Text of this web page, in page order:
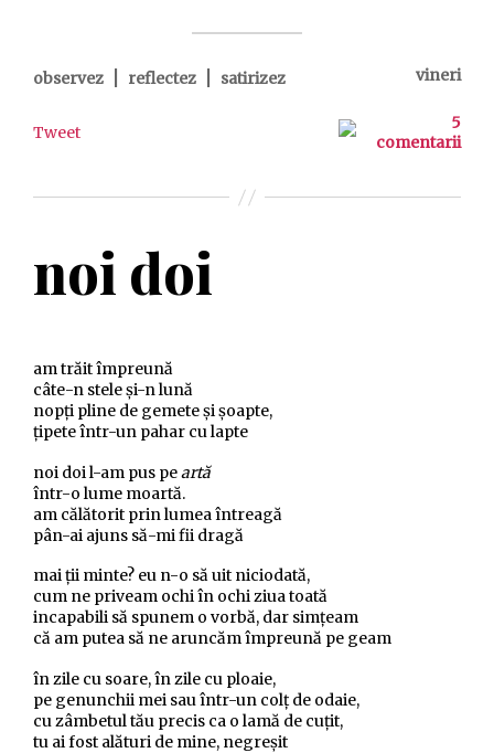
observez reflectez satirizez vineri
Tweet
5
comentarii
noi doi
am trăit împreună
câte-n stele și-n lună
nopți pline de gemete și șoapte,
țipete într-un pahar cu lapte
noi doi l-am pus peartă
într-o lume moartă.
am călătorit prin lumea întreagă
pân-ai ajuns să-mi fii dragă
mai ții minte? eu n-o să uit niciodată,
cum ne priveam ochi în ochi ziua toată
incapabili să spunem o vorbă, dar simțeam
că am putea să ne aruncăm împreună pe geam
în zile cu soare, în zile cu ploaie,
pe genunchii mei sau într-un colț de odaie,
cu zâmbetul tău precis ca o lamă de cuțit,
tu ai fost alături de mine, negreșit